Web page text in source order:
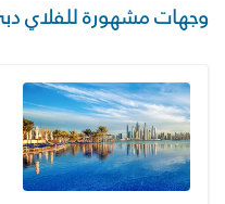
وجهات مشهورة للفلاي